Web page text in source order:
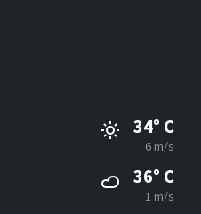
34° C
6 m/s
36° C
1 m/s